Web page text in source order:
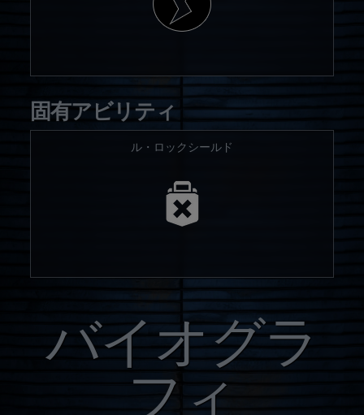
固有アビリティ
ル・ロックシールド
バイオグラ
フィ